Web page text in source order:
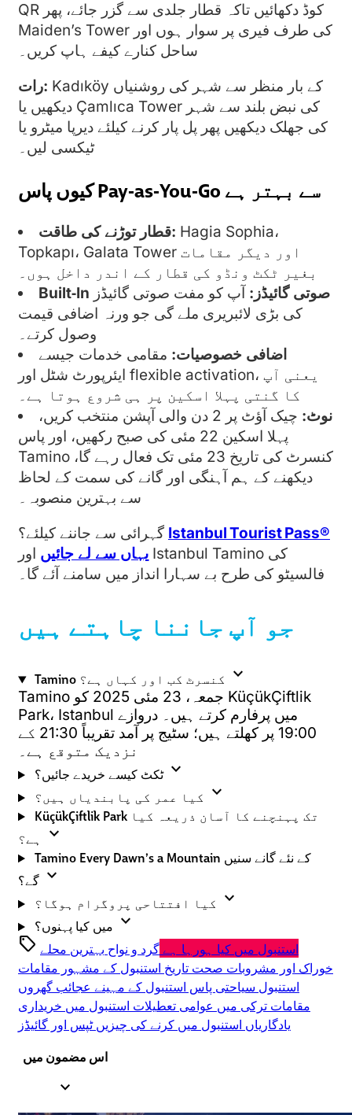
QR کوڈ دکھائیں تاکہ قطار جلدی سے گزر جائے، پھر
Maiden’s Tower کی طرف فیری پر سوار ہوں اور
ساحل کنارے کیفے ہاپ کریں۔
رات: Kadıköy کے بار منظر سے شہر کی روشنیاں
دیکھیں یا Çamlıca Tower کی نبض بلند سے شہر
کی جھلک دیکھیں پھر پل پار کرنے کیلئے دیرپا میٹرو یا
ٹیکسی لیں۔
کیوں پاس Pay‑as‑You‑Go سے بہتر ہے
قطار توڑنے کی طاقت: Hagia Sophia،
Topkapı، Galata Tower اور دیگر مقامات
بغیر ٹکٹ ونڈو کی قطار کے اندر داخل ہوں۔
Built‑In صوتی گائیڈز: آپ کو مفت صوتی گائیڈز
کی بڑی لائبریری ملے گی جو ورنہ اضافی قیمت
وصول کرتے۔
اضافی خصوصیات: مقامی خدمات جیسے
ایئرپورٹ شٹل اور flexible activation، یعنی آپ
کا گنتی پہلا اسکین پر ہی شروع ہوتا ہے۔
نوٹ:
چیک آؤٹ پر 2 دن والی آپشن منتخب کریں،
پہلا اسکین 22 مئی کی صبح رکھیں، اور پاس
Tamino کنسرٹ کی تاریخ 23 مئی تک فعال رہے گا،
دیکھنے کے ہم آہنگی اور گانے کی سمت کے لحاظ
سے بہترین منصوبہ۔
Istanbul Tourist Pass®
یہاں سے لے جائیں اور Istanbul Tamino کی
فالسیٹو کی طرح بے سہارا انداز میں سامنے آئے گا۔
جو آپ جاننا چاہتے ہیں
Tamino کنسرٹ کب اور کہاں ہے؟ expand_more
Tamino جمعہ، 23 مئی 2025 کو KüçükÇiftlik
Park، Istanbul میں پرفارم کرتے ہیں۔ دروازے
19:00 پر کھلتے ہیں؛ سٹیج پر آمد تقریباً 21:30 کے
نزدیک متوقع ہے۔
ٹکٹ کیسے خریدے جائیں؟ expand_more
کیا عمر کی پابندیاں ہیں؟ expand_more
KüçükÇiftlik Park تک پہنچنے کا آسان ذریعہ کیا
ہے؟
expand_more
Tamino Every Dawn’s a Mountain کے نئے گانے سنیں
گے؟ expand_more
کیا افتتاحی پروگرام ہوگا؟ expand_more
میں کیا پہنوں؟ expand_more
sell
استنبول میں کیا ہورہا ہےگرد و نواح بہترین محلے
خوراک اور مشروبات صحت تاریخ استنبول کے مشہور مقامات
استنبول سیاحتی پاس استنبول کے مہینے عجائب گھروں
مقامات ترکی میں عوامی تعطیلات استنبول میں خریداری
یادگاریاں استنبول میں کرنے کی چیزیںٹپس اور گائیڈز
اس مضمون میں
expand_less